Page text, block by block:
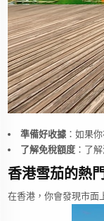
準備好收據：如果
了解免稅額度：了
香港雪茄的熱
在香港，你會發現市面